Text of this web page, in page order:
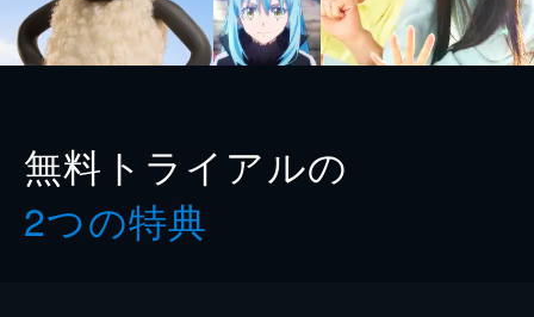
無料トライアルの
2つの特典